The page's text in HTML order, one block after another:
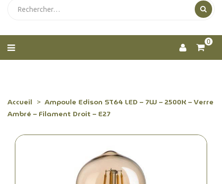
0
Accueil
Ampoule Edison ST64 LED – 7W – 2500K – Verre
Ambré – Filament Droit – E27